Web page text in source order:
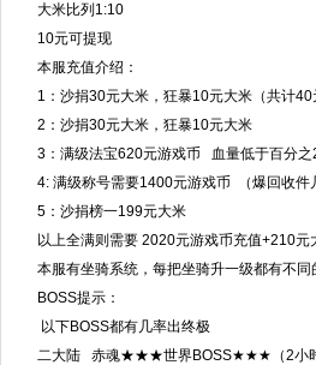
大米比列1:10
10元可提现
本服充值介绍：
1：沙捐30元大米，狂暴10元大米（共计40
2：沙捐30元大米，狂暴10元大米
3：满级法宝620元游戏币 血量低于百分之
4: 满级称号需要1400元游戏币 （爆回收件
5：沙捐榜一199元大米
以上全满则需要 2020元游戏币充值+210元
本服有坐骑系统，每把坐骑升一级都有不
BOSS提示：
以下BOSS都有几率出终极
二大陆 赤魂★★★世界BOSS★★★（2小时